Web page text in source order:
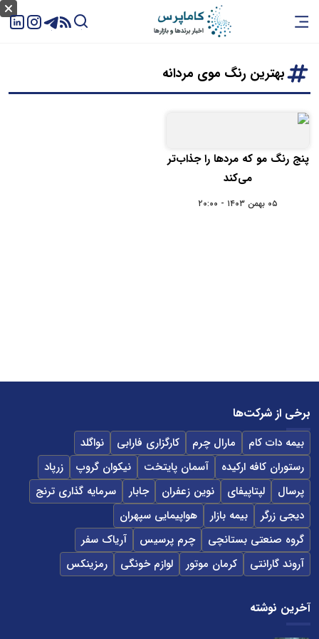
بهترین رنگ موی مردانه
پنج رنگ مو که مردها را جذاب‌تر
می‌کند
۰۵ بهمن ۱۴۰۳ - ۲۰:۰۰
برخی از شرکت‌ها
بیمه دات کام مارال چرم کارگزاری فارابی
نواگلد
رستوران کافه ارکیده
آسمان پایتخت نیکوان گروپ
زرپاد
پرسال
لپتاپیفای نوین زعفران جابار
سرمایه گذاری ترنج
دیجی زرگر
بیمه بازار
هواپیمایی سپهران
گروه صنعتی بستانچی
چرم پرسیس
آریاک سفر
آروند گارانتی
کرمان موتور لوازم خونگی رمزینکس
آخرین نوشته